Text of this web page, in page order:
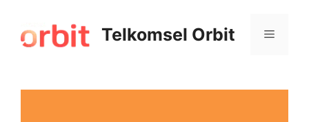
Telkomsel Orbit